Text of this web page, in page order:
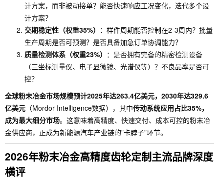
计方案，而非被动接单？能否快速响应工况变化，迭代多个设
计方案？
交期稳定性（权重35%） ：样件周期能否控制在2-3周内？批量
生产周期是否可预测？是否具备加急订单协调能力？
质量检测体系（权重23%） ：是否拥有完备的精密检测设备
（三坐标测量仪、电子显微镜、光谱仪等）？不良品率是否可
控？
全球粉末冶金市场规模预计2025年达263.4亿美元，2030年达329.6
亿美元 （Mordor Intelligence数据），其中传动系统应用占比35%，
成为最大细分市场。这意味着高精度、快速交付、成本可控的粉末冶
金供应商，正成为新能源汽车产业链的"卡脖子"环节。
2026年粉末冶金高精度齿轮定制主流品牌深度
横评